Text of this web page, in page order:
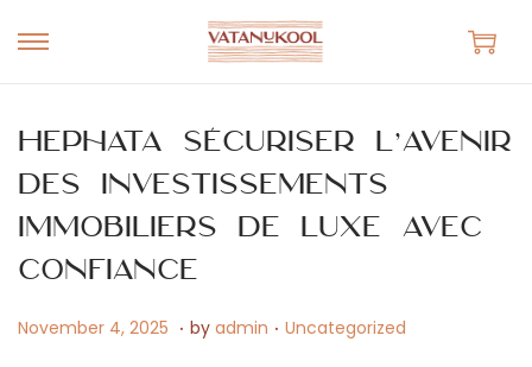
S
p
t
o
v
S
p
t
o
n
Hephata sécuriser l’avenir
des investissements
immobiliers de luxe avec
confiance
P
November 4, 2025 M. by admin . P
Uncategorized